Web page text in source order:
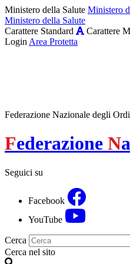
Ministero della Salute Ministero
Ministero della Salute
Carattere Standard
Carattere
Login Area Protetta
Federazione Nazionale degli
Federazione N
Seguici su
Facebook
YouTube
Cerca
Cerca nel sito